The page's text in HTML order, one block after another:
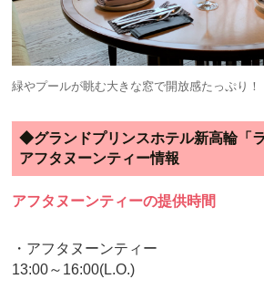
緑やプールが眺む大きな窓で開放感たっぷり！
◆グランドプリンスホテル新高輪「
アフタヌーンティー情報
アフタヌーンティーの提供時間
・アフタヌーンティー
13:00～16:00(L.O.)